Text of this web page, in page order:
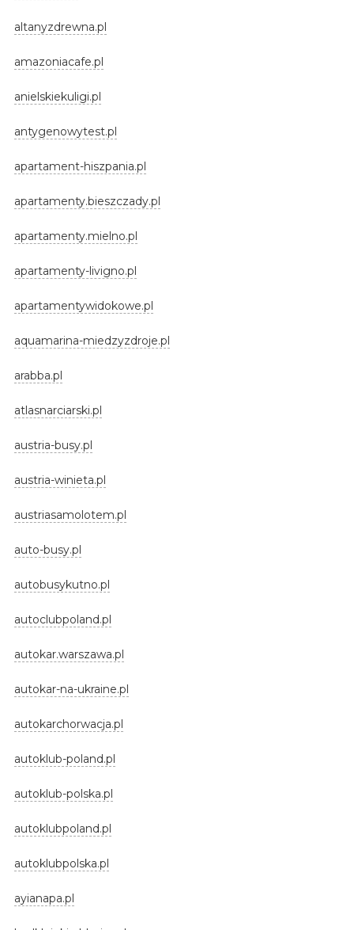
altanyzdrewna.pl
amazoniacafe.pl
anielskiekuligi.pl
antygenowytest.pl
apartament-hiszpania.pl
apartamenty.bieszczady.pl
apartamenty.mielno.pl
apartamenty-livigno.pl
apartamentywidokowe.pl
aquamarina-miedzyzdroje.pl
arabba.pl
atlasnarciarski.pl
austria-busy.pl
austria-winieta.pl
austriasamolotem.pl
auto-busy.pl
autobusykutno.pl
autoclubpoland.pl
autokar.warszawa.pl
autokar-na-ukraine.pl
autokarchorwacja.pl
autoklub-poland.pl
autoklub-polska.pl
autoklubpoland.pl
autoklubpolska.pl
ayianapa.pl